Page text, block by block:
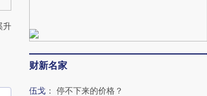
升
财新名家
伍戈 ： 停不下来的价格？